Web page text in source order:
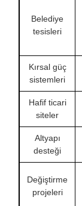
Belediye
tesisleri
Kırsal güç
sistemleri
Hafif ticari
siteler
Altyapı
desteği
Değiştirme
projeleri